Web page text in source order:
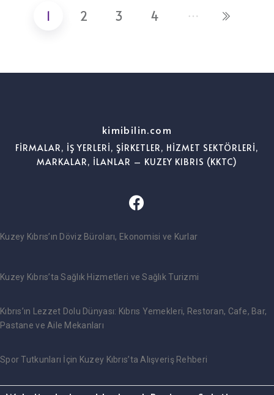
1 2 3 4
kimibilin.com
FİRMALAR, İŞ YERLERİ, ŞİRKETLER, HİZMET SEKTÖRLERİ,
MARKALAR, İLANLAR – KUZEY KIBRIS (KKTC)
Kuzey Kıbrıs’ın Döviz Büroları, Ekonomisi ve Kurlar
Kuzey Kıbrıs’ta Sağlık Hizmetleri ve Sağlık Turizmi
Kıbrıs’ın Lezzet Dolu Dünyası: Kıbrıs Yemekleri, Restoran, Cafe, Bar,
Pastane ve Aile Mekanları
Spor Tutkunları İçin Kuzey Kıbrıs’ta Alışveriş Rehberi